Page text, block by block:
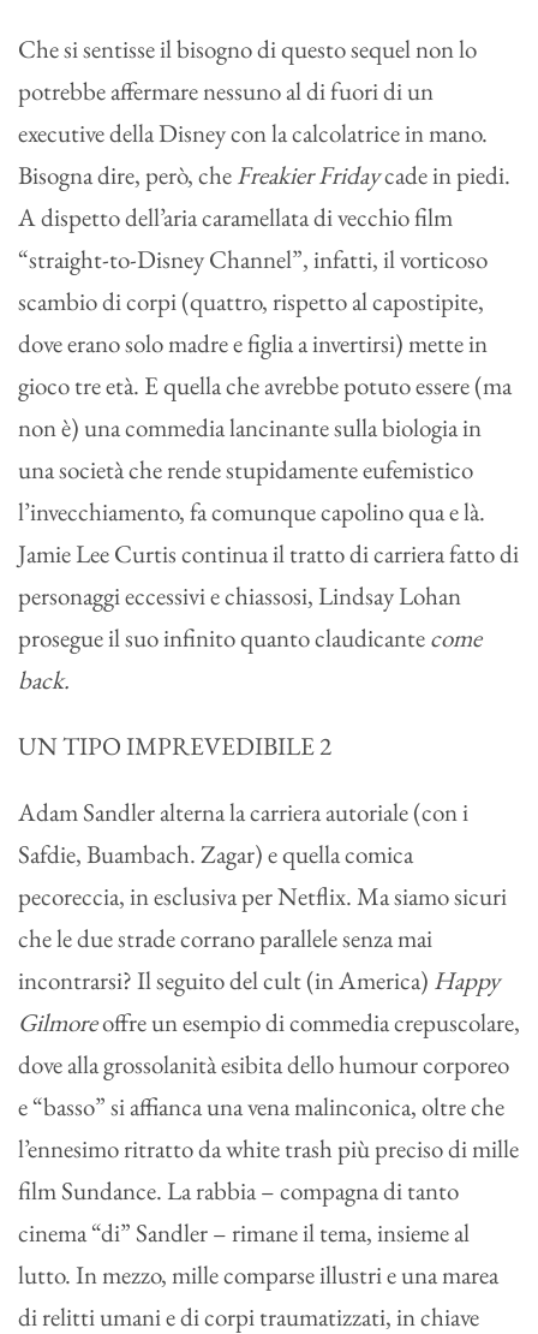
Che si sentisse il bisogno di questo sequel non lo
potrebbe affermare nessuno al di fuori di un
executive della Disney con la calcolatrice in mano.
Bisogna dire, però, cheFreakier Fridaycade in piedi.
A dispetto dell’aria caramellata di vecchio film
“straight-to-Disney Channel”, infatti, il vorticoso
scambio di corpi (quattro, rispetto al capostipite,
dove erano solo madre e figlia a invertirsi) mette in
gioco tre età. E quella che avrebbe potuto essere (ma
non è) una commedia lancinante sulla biologia in
una società che rende stupidamente eufemistico
l’invecchiamento, fa comunque capolino qua e là.
Jamie Lee Curtis continua il tratto di carriera fatto di
personaggi eccessivi e chiassosi, Lindsay Lohan
prosegue il suo infinito quanto claudicantecome
back.
UN TIPO IMPREVEDIBILE 2
Adam Sandler alterna la carriera autoriale (con i
Safdie, Buambach. Zagar) e quella comica
pecoreccia, in esclusiva per Netflix. Ma siamo sicuri
che le due strade corrano parallele senza mai
incontrarsi? Il seguito del cult (in America) Happy
Gilmoreoffre un esempio di commedia crepuscolare,
dove alla grossolanità esibita dello humour corporeo
e “basso” si affianca una vena malinconica, oltre che
l’ennesimo ritratto da white trash più preciso di mille
film Sundance. La rabbia – compagna di tanto
cinema “di” Sandler – rimane il tema, insieme al
lutto. In mezzo, mille comparse illustri e una marea
di relitti umani e di corpi traumatizzati, in chiave